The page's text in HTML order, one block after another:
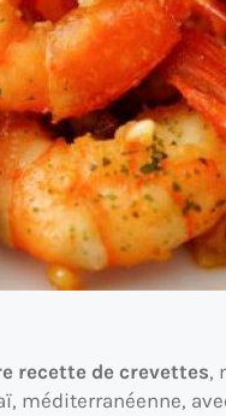
recette de crevettes,
méditerranéenne,